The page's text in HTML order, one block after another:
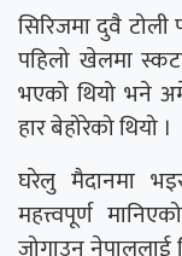
सिरिजमा दुवै
पहिलो खेलमा
भएको थियो भने
हार बेहोरेको थियो ।
घरेलु मैदानमा
महत्त्वपूर्ण